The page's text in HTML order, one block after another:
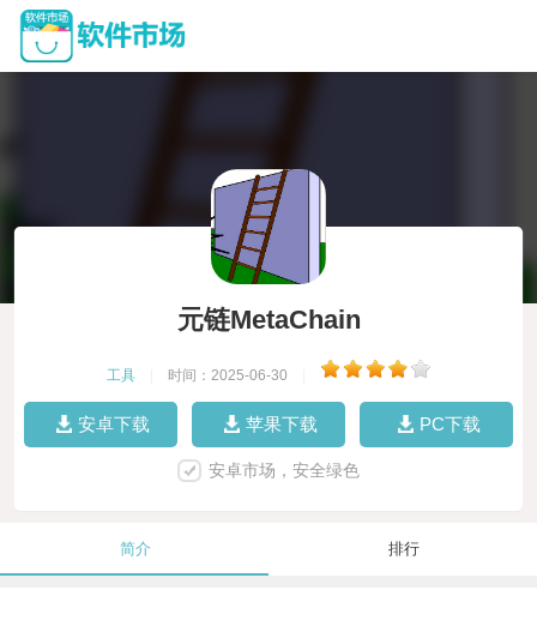
元链MetaChain
工具 时间：2025-06-30
安卓下载 苹果下载 PC下载
安卓市场，安全绿色
简介 排行